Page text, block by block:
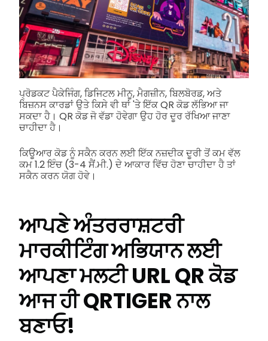
ਪ੍ਰੋਡਕਟ ਪੈਕੇਜਿੰਗ, ਡਿਜਿਟਲ ਮੀਨੂ, ਮੈਗਜ਼ੀਨ, ਬਿਲਬੋਰਡ, ਅਤੇ
ਬਿਜ਼ਨਸ ਕਾਰਡਾਂ ਉਤੇ ਕਿਸੇ ਵੀ ਥਾਂ 'ਤੇ ਇੱਕ QR ਕੋਡ ਲੱਭਿਆ ਜਾ
ਸਕਦਾ ਹੈ। QR ਕੋਡ ਜੋ ਵੱਡਾ ਹੋਵੇਗਾ ਉਹ ਹੋਰ ਦੂਰ ਰੱਖਿਆ ਜਾਣਾ
ਚਾਹੀਦਾ ਹੈ।
ਕਿਊਆਰ ਕੋਡ ਨੂੰ ਸਕੈਨ ਕਰਨ ਲਈ ਇੱਕ ਨਜ਼ਦੀਕ ਦੂਰੀ ਤੋਂ ਕਮ ਵੱਲ
ਕਮ 1.2 ਇੰਚ (3-4 ਸੈਂ.ਮੀ.) ਦੇ ਆਕਾਰ ਵਿੱਚ ਹੋਣਾ ਚਾਹੀਦਾ ਹੈ ਤਾਂ
ਸਕੈਨ ਕਰਨ ਯੋਗ ਹੋਵੇ।
ਆਪਣੇ ਅੰਤਰਰਾਸ਼ਟਰੀ
ਮਾਰਕੀਟਿੰਗ ਅਭਿਯਾਨ ਲਈ
ਆਪਣਾ ਮਲਟੀ URL QR ਕੋਡ
ਆਜ ਹੀ QRTIGER ਨਾਲ
ਬਣਾਓ!